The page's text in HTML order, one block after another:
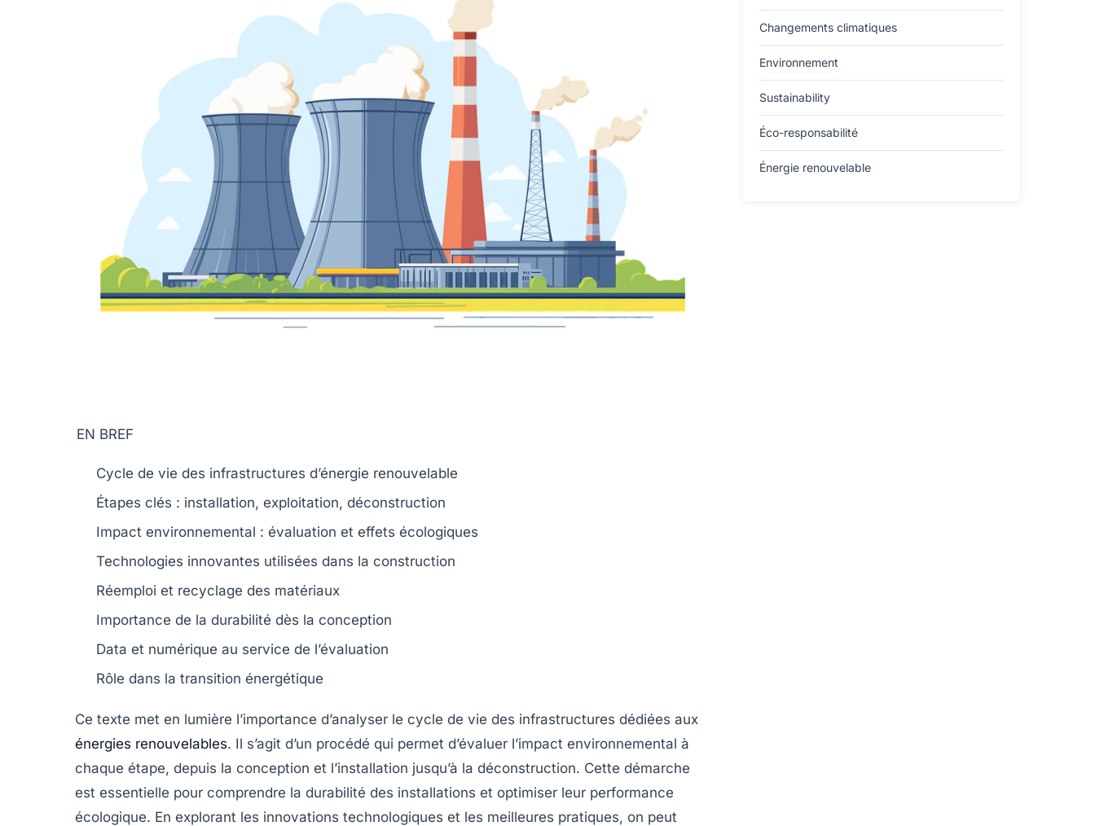
EN BREF
Cycle de vie des infrastructures d’énergie renouvelable
Étapes clés : installation, exploitation, déconstruction
Impact environnemental : évaluation et effets écologiques
Technologies innovantes utilisées dans la construction
Réemploi et recyclage des matériaux
Importance de la durabilité dès la conception
Data et numérique au service de l’évaluation
Rôle dans la transition énergétique
Ce texte met en lumière l’importance d’analyser le cycle de vie des infrastructures dédiées aux
énergies renouvelables. Il s’agit d’un procédé qui permet d’évaluer l’impact environnemental à
chaque étape, depuis la conception et l’installation jusqu’à la déconstruction. Cette démarche
est essentielle pour comprendre la durabilité des installations et optimiser leur performance
écologique. En explorant les innovations technologiques et les meilleures pratiques, on peut
Changements climatiques
Environnement
Sustainability
Éco-responsabilité
Énergie renouvelable